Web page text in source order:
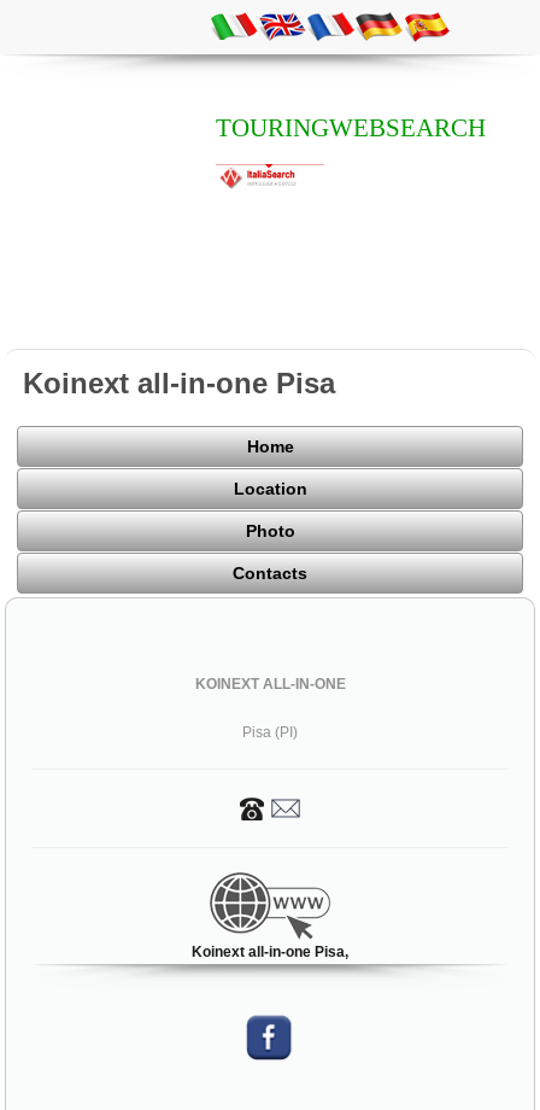
TOURINGWEBSEARCH
Koinext all-in-one Pisa
Home
Location
Photo
Contacts
KOINEXT ALL-IN-ONE
Pisa (PI)
Koinext all-in-one Pisa,